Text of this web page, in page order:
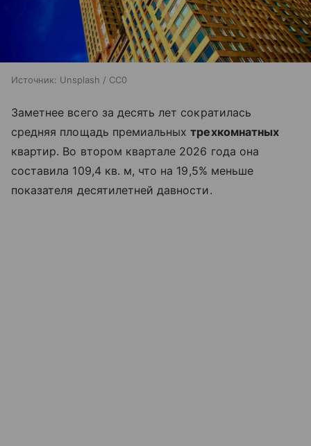
Источник: Unsplash / CC0
Заметнее всего за десять лет сократилась
средняя площадь премиальныхтрехкомнатных
квартир. Во втором квартале 2026 года она
составила 109,4 кв. м, что на 19,5% меньше
показателя десятилетней давности.